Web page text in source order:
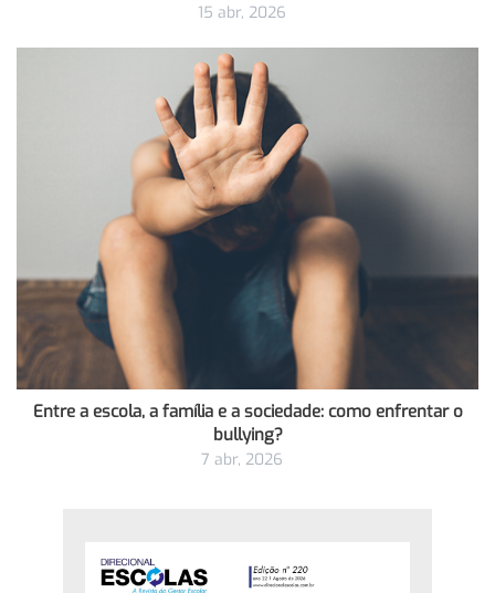
15 abr, 2026
Entre a escola, a família e a sociedade: como enfrentar o
bullying?
7 abr, 2026